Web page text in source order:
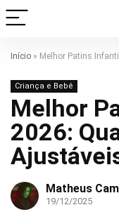
Início » Melhor Patins
Criança e Bebê
Melhor
2026:
Matheus
19/12/2025